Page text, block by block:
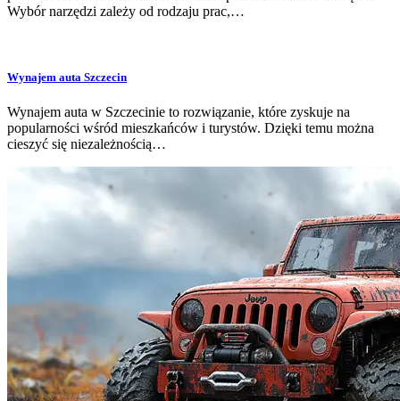
Wybór narzędzi zależy od rodzaju prac,…
Wynajem auta Szczecin
Wynajem auta w Szczecinie to rozwiązanie, które zyskuje na
popularności wśród mieszkańców i turystów. Dzięki temu można
cieszyć się niezależnością…